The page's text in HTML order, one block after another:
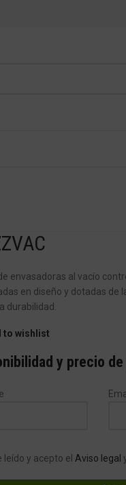
envasadoras al vacío
en diseño y dotadas de
durabilidad.
to wishlist
y precio
leído y acepto el Aviso legal